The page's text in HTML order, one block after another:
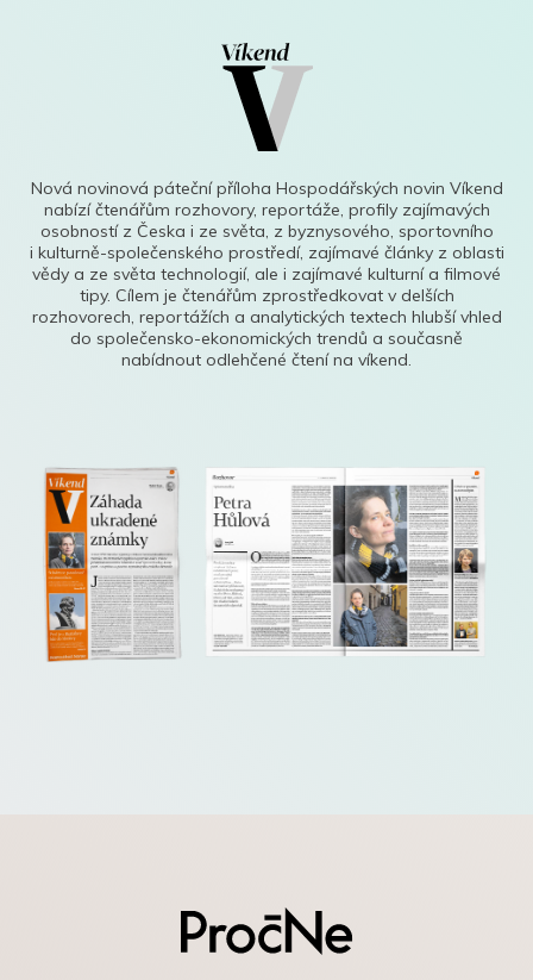
Nová novinová páteční příloha Hospodářských novin Víkend
nabízí čtenářům rozhovory, reportáže, profily zajímavých
osobností z Česka i ze světa, z byznysového, sportovního
i kulturně-společenského prostředí, zajímavé články z oblasti
vědy a ze světa technologií, ale i zajímavé kulturní a filmové
tipy. Cílem je čtenářům zprostředkovat v delších
rozhovorech, reportážích a analytických textech hlubší vhled
do společensko-ekonomických trendů a současně
nabídnout odlehčené čtení na víkend.